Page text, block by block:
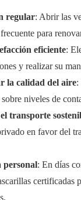
regular: Abrir las
para
eficiente:
y realizar su
la calidad del aire:
niveles de
transporte
en favor del
personal: En días
certificadas